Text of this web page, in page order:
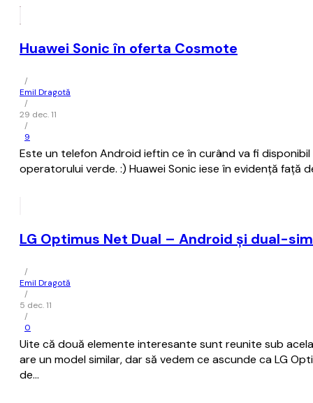
Huawei Sonic în oferta Cosmote
/
Emil Dragotă
/
29 dec. 11
/
9
Este un telefon Android ieftin ce în curând va fi
operatorului verde. :) Huawei Sonic iese în evidență față
LG Optimus Net Dual – Android și dual-sim
/
Emil Dragotă
/
5 dec. 11
/
0
Uite că două elemente interesante sunt reunite sub
are un model similar, dar să vedem ce ascunde ca LG
de…